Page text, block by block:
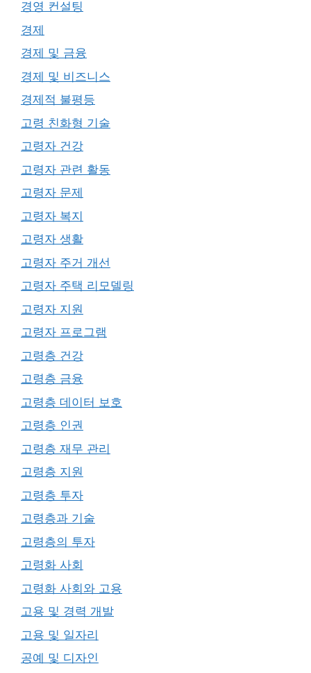
경영 컨설팅
경제
경제 및 금융
경제 및 비즈니스
경제적 불평등
고령 친화형 기술
고령자 건강
고령자 관련 활동
고령자 문제
고령자 복지
고령자 생활
고령자 주거 개선
고령자 주택 리모델링
고령자 지원
고령자 프로그램
고령층 건강
고령층 금융
고령층 데이터 보호
고령층 인권
고령층 재무 관리
고령층 지원
고령층 투자
고령층과 기술
고령층의 투자
고령화 사회
고령화 사회와 고용
고용 및 경력 개발
고용 및 일자리
공예 및 디자인